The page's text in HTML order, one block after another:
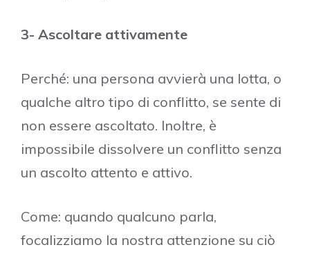
3- Ascoltare attivamente
Perché: una persona avvierà una lotta, o
qualche altro tipo di conflitto, se sente di
non essere ascoltato. Inoltre, è
impossibile dissolvere un conflitto senza
un ascolto attento e attivo.
Come: quando qualcuno parla,
focalizziamo la nostra attenzione su ciò